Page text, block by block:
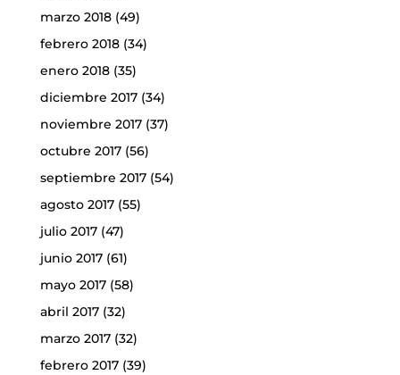
marzo 2018(49)
febrero 2018(34)
enero 2018(35)
diciembre 2017(34)
noviembre 2017(37)
octubre 2017(56)
septiembre 2017(54)
agosto 2017(55)
julio 2017(47)
junio 2017(61)
mayo 2017(58)
abril 2017(32)
marzo 2017(32)
febrero 2017(39)